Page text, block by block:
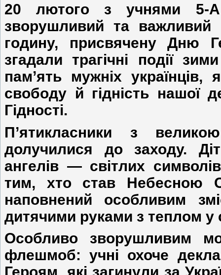
20 лютого з учнями 5-А
зворушливий та
годину, присвячену Дню
згадали трагічні події
пам’ять мужніх
свободу й гідність нашої
Гідності.
П’ятикласники з
долучилися до заходу.
ангелів — світлих
тим, хто став Небесною
наповнений особливим
дитячими руками з теплом у
Особливо зворушливим
флешмоб: учні охоче